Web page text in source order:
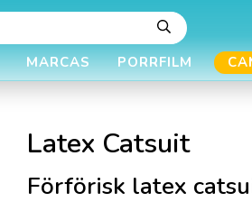
MARCAS PORRFILM
Latex Catsuit
Förförisk latex